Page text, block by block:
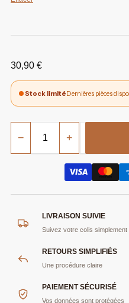
30,90 €
Stock limitéDernières pièces
− +
LIVRAISON SUIVIE
Suivez votre colis simplement
RETOURS SIMPLIFIÉS
Une procédure claire
PAIEMENT SÉCURISÉ
Vos données sont protégées